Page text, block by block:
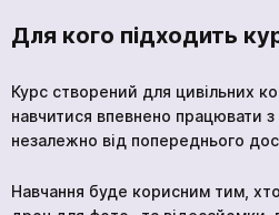
Для кого підходить
Курс створений для цивільних
навчитися впевнено працювати
незалежно від попереднього
Навчання буде корисним тим,